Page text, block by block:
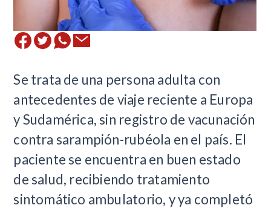
Se trata de una persona adulta con
antecedentes de viaje reciente a Europa
y Sudamérica, sin registro de vacunación
contra sarampión-rubéola en el país. El
paciente se encuentra en buen estado
de salud, recibiendo tratamiento
sintomático ambulatorio, y ya completó